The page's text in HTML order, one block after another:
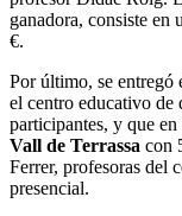
ganadora, consiste
€.
Por último, se entregó
el centro educativo de
participantes, y que
Vall de Terrassa con
Ferrer, profesoras del
presencial.